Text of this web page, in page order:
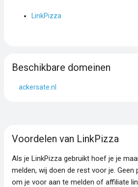
LinkPizza
Beschikbare domeinen
ackersate.nl
Voordelen van LinkPizza
Als je LinkPizza gebruikt hoef je je
melden, wij doen de rest voor je. Geen
om je voor aan te melden of affiliate